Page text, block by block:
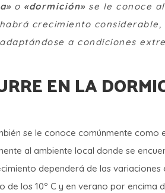
o «dormición» se le conoce
crecimiento
a condiciones
EN LA
se le conoce comúnmente
al ambiente local donde se
dependerá de las
de los 10º C y en verano por encima